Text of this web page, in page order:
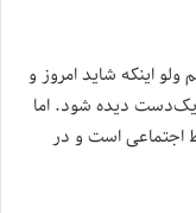
ولو اینکه شاید امروز و
بسیار یک‌دست دیده شود. اما
اجتماعی است و در